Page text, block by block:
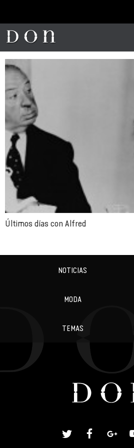
Últimos días con Alfred
NOTICIAS
MODA
TEMAS